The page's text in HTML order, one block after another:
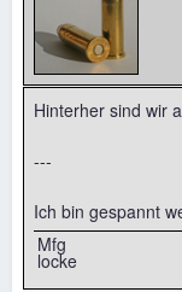
Hinterher sind wir
---
Ich bin gespannt
Mfg
locke